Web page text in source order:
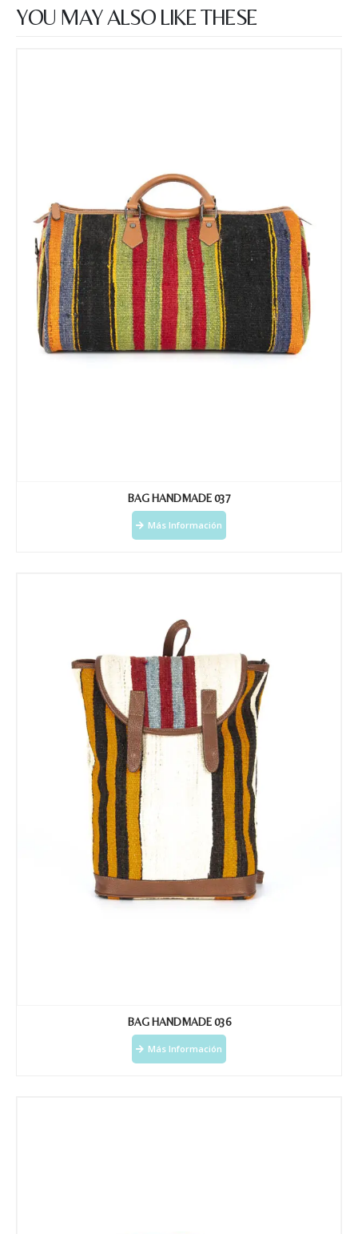
YOU MAY ALSO LIKE THESE
BAG HANDMADE 037
Más Información
BAG HANDMADE 036
Más Información
Name Surname*
Messages